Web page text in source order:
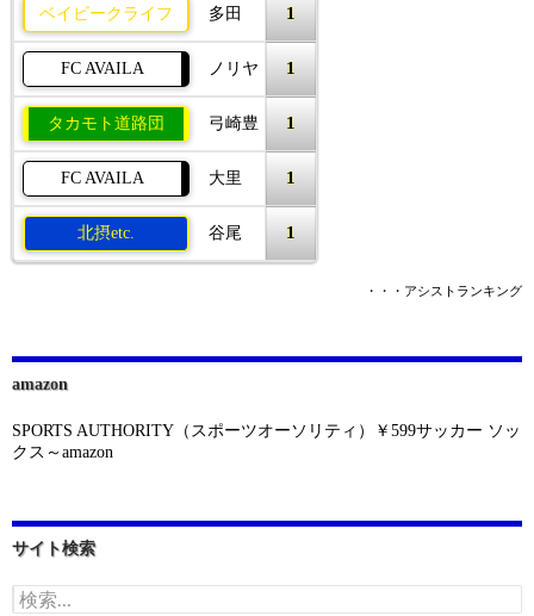
ベイビークライフ 多田 1
FC AVAILA ノリヤ 1
タカモト道路団 弓崎豊 1
FC AVAILA 大里 1
北摂etc. 谷尾 1
・・・アシストランキング
amazon
SPORTS AUTHORITY（スポーツオーソリティ）￥599サッカー ソッ
クス～amazon
サイト検索
検